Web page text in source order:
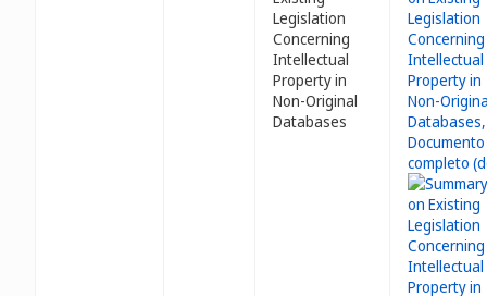
Legislation
Concerning
Intellectual
Property in
Non-Original
Databases